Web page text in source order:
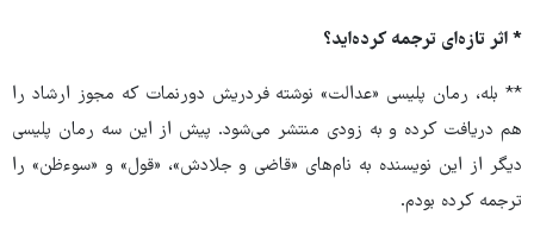
* اثر تازه‌ای ترجمه کرده‌اید؟
** بله، رمان پلیسی «عدالت» نوشته فردریش دورنمات که مجوز ارشاد را
هم دریافت کرده و به زودی منتشر می‌شود. پیش از این سه رمان پلیسی
دیگر از این نویسنده به نام‌های «قاضی و جلادش»، «قول» و «سوء‌ظن» را
ترجمه کرده بودم.